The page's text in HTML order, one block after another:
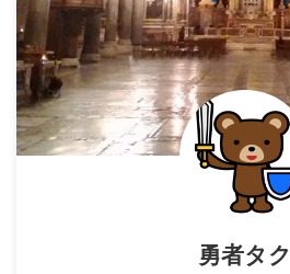
勇者タク